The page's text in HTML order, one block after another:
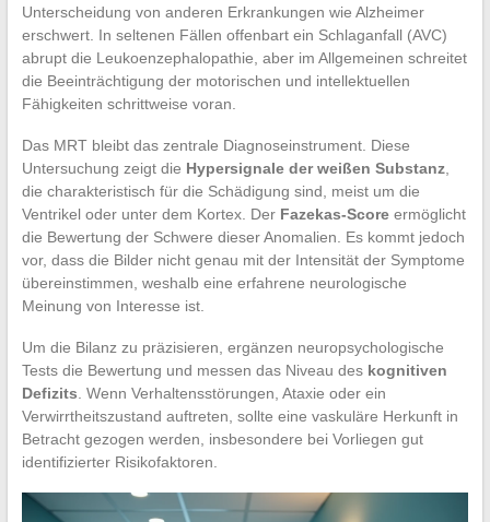
Unterscheidung von anderen Erkrankungen wie Alzheimer
erschwert. In seltenen Fällen offenbart ein Schlaganfall (AVC)
abrupt die Leukoenzephalopathie, aber im Allgemeinen schreitet
die Beeinträchtigung der motorischen und intellektuellen
Fähigkeiten schrittweise voran.
Das MRT bleibt das zentrale Diagnoseinstrument. Diese
Untersuchung zeigt die Hypersignale der weißen Substanz,
die charakteristisch für die Schädigung sind, meist um die
Ventrikel oder unter dem Kortex. Der Fazekas-Scoreermöglicht
die Bewertung der Schwere dieser Anomalien. Es kommt jedoch
vor, dass die Bilder nicht genau mit der Intensität der Symptome
übereinstimmen, weshalb eine erfahrene neurologische
Meinung von Interesse ist.
Um die Bilanz zu präzisieren, ergänzen neuropsychologische
Tests die Bewertung und messen das Niveau des kognitiven
Defizits . Wenn Verhaltensstörungen, Ataxie oder ein
Verwirrtheitszustand auftreten, sollte eine vaskuläre Herkunft in
Betracht gezogen werden, insbesondere bei Vorliegen gut
identifizierter Risikofaktoren.